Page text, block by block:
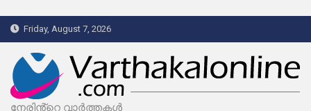
Skip
to
content
Friday, August 7, 2026
നേരിൻ്റെ വാർത്തകൾ